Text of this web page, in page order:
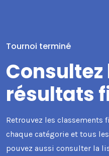
Tournoi terminé
Consultez
résultats
Retrouvez les classements
chaque catégorie et tous
pouvez aussi consulter la